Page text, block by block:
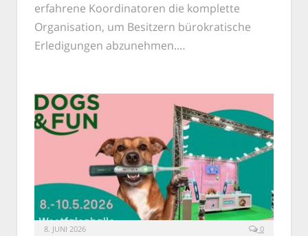
erfahrene Koordinatoren die komplette
Organisation, um Besitzern bürokratische
Erledigungen abzunehmen.…
8. JUNI 2026 0